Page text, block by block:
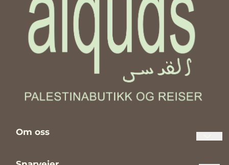
Om oss